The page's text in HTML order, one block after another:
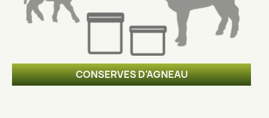
CONSERVES D'AGNEAU